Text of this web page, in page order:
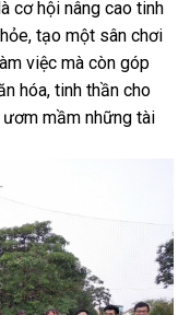
cơ hội nâng cao tinh
tạo một sân chơi
việc mà còn góp
hóa, tinh thần cho
mầm những tài